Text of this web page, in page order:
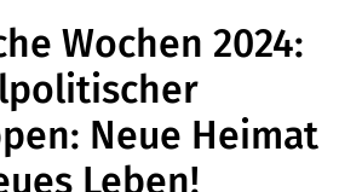
Wochen 2024:
Neue Heimat
Leben!